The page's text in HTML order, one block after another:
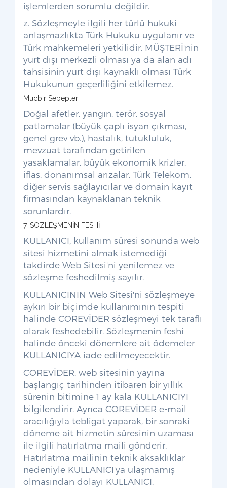
işlemlerden sorumlu değildir.
z. Sözleşmeyle ilgili her türlü hukuki
anlaşmazlıkta Türk Hukuku uygulanır ve
Türk mahkemeleri yetkilidir. MÜŞTERİ'nin
yurt dışı merkezli olması ya da alan adı
tahsisinin yurt dışı kaynaklı olması Türk
Hukukunun geçerliliğini etkilemez.
Mücbir Sebepler
Doğal afetler, yangın, terör, sosyal
patlamalar (büyük çaplı isyan çıkması,
genel grev vb.), hastalık, tutukluluk,
mevzuat tarafından getirilen
yasaklamalar, büyük ekonomik krizler,
iflas, donanımsal arızalar, Türk Telekom,
diğer servis sağlayıcılar ve domain kayıt
firmasından kaynaklanan teknik
sorunlardır.
7. SÖZLEŞMENİN FESHİ
KULLANICI, kullanım süresi sonunda web
sitesi hizmetini almak istemediği
takdirde Web Sitesi'ni yenilemez ve
sözleşme feshedilmiş sayılır.
KULLANICININ Web Sitesi'ni sözleşmeye
aykırı bir biçimde kullanımının tespiti
halinde COREVİDER sözleşmeyi tek taraflı
olarak feshedebilir. Sözleşmenin feshi
halinde önceki dönemlere ait ödemeler
KULLANICIYA iade edilmeyecektir.
COREVİDER, web sitesinin yayına
başlangıç tarihinden itibaren bir yıllık
sürenin bitimine 1 ay kala KULLANICIYI
bilgilendirir. Ayrıca COREVİDER e-mail
aracılığıyla tebligat yaparak, bir sonraki
döneme ait hizmetin süresinin uzaması
ile ilgili hatırlatma maili gönderir.
Hatırlatma mailinin teknik aksaklıklar
nedeniyle KULLANICI'ya ulaşmamış
olmasından dolayı KULLANICI,